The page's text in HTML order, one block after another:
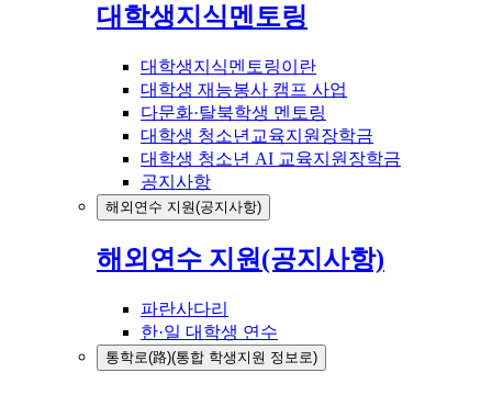
대학생지식멘토링
대학생지식멘토링이란
대학생 재능봉사 캠프 사업
다문화·탈북학생 멘토링
대학생 청소년교육지원장학금
대학생 청소년 AI 교육지원장학금
공지사항
해외연수 지원(공지사항)
해외연수 지원(공지사항)
파란사다리
한·일 대학생 연수
통학로(路)(통합 학생지원 정보로)